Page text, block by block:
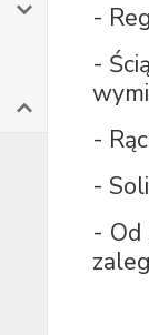
-
-
-
-
- Od